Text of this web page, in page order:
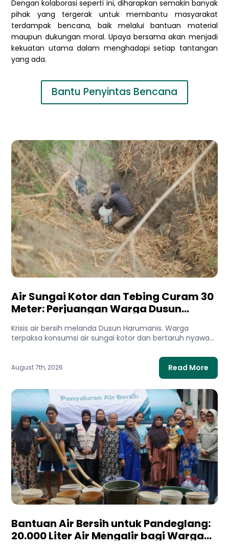
Dengan kolaborasi seperti ini, diharapkan semakin banyak
pihak yang tergerak untuk membantu masyarakat
terdampak bencana, baik melalui bantuan material
maupun dukungan moral. Upaya bersama akan menjadi
kekuatan utama dalam menghadapi setiap tantangan
yang ada.
Bantu Penyintas Bencana
Air Sungai Kotor dan Tebing Curam 30
Meter: Perjuangan Warga Dusun
Krisis air bersih melanda Dusun Harumanis. Warga
terpaksa konsumsi air sungai kotor dan bertaruh nyawa
August 7th, 2026 Read More
Bantuan Air Bersih untuk Pandeglang:
20.000 Liter Air Mengalir bagi Warga